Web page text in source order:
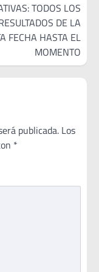
TODOS LOS
DE LA
FECHA HASTA EL
MOMENTO
publicada. Los
*